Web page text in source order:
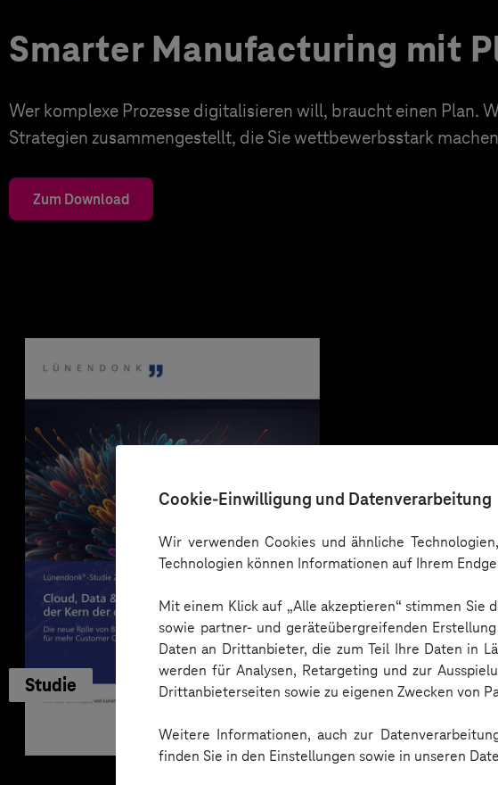
Cookie-Einwilligung und Datenverarbeitung
Wir verwenden Cookies und ähnliche
Technologien können Informationen auf Ihrem
Mit einem Klick auf „Alle akzeptieren“ stimmen Sie
sowie partner- und geräteübergreifenden
Daten an Drittanbieter, die zum Teil Ihre Daten in
werden für Analysen, Retargeting und zur
Drittanbieterseiten sowie zu eigenen Zwecken von
Weitere Informationen, auch zur
finden Sie in den Einstellungen sowie in unseren
Smarter Manufacturing mit
Wer komplexe Prozesse digitalisieren will, braucht einen Plan.
Strategien zusammengestellt, die Sie wettbewerbsstark
Zum Download
Studie